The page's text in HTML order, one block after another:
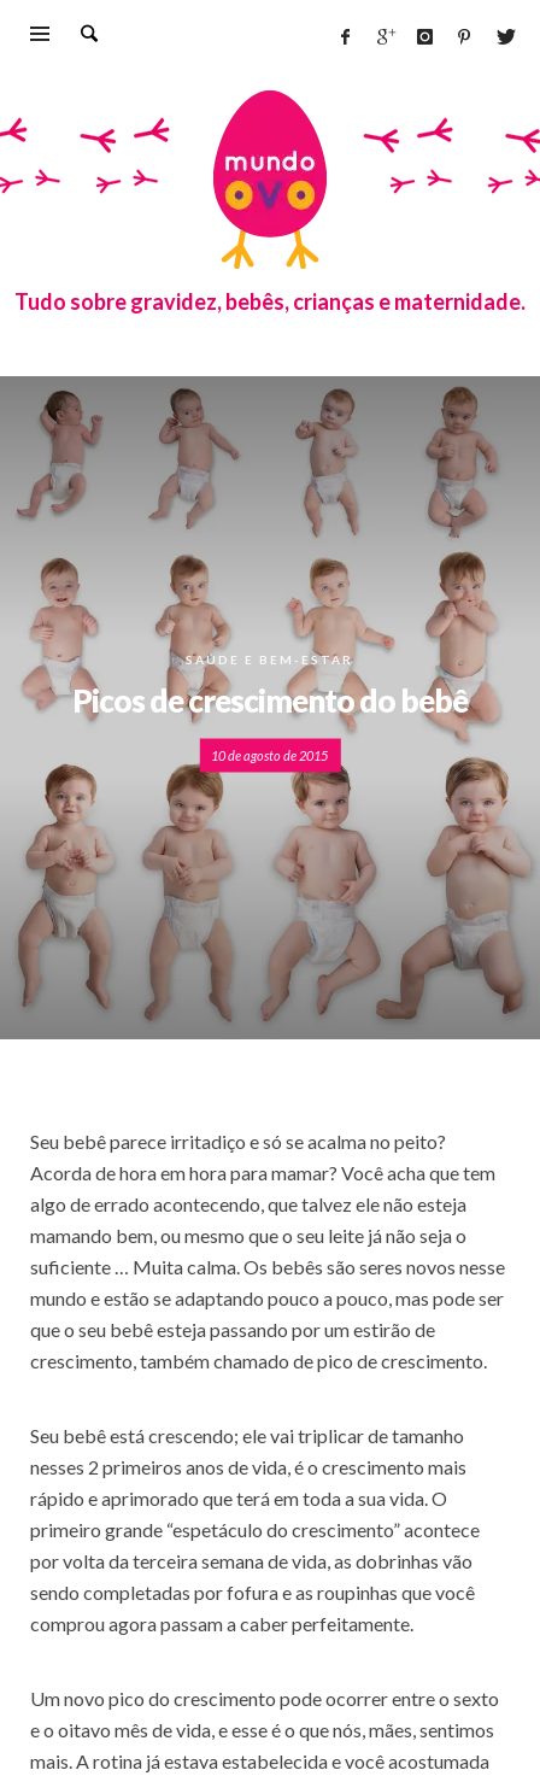
Tudo sobre gravidez, bebês, crianças e maternidade.
SAÚDE E BEM-ESTAR
Picos de crescimento do bebê
10 de agosto de 2015
Seu bebê parece irritadiço e só se acalma no peito?
Acorda de hora em hora para mamar? Você acha que tem
algo de errado acontecendo, que talvez ele não esteja
mamando bem, ou mesmo que o seu leite já não seja o
suficiente … Muita calma. Os bebês são seres novos nesse
mundo e estão se adaptando pouco a pouco, mas pode ser
que o seu bebê esteja passando por um estirão de
crescimento, também chamado de pico de crescimento.
Seu bebê está crescendo; ele vai triplicar de tamanho
nesses 2 primeiros anos de vida, é o crescimento mais
rápido e aprimorado que terá em toda a sua vida. O
primeiro grande “espetáculo do crescimento” acontece
por volta da terceira semana de vida, as dobrinhas vão
sendo completadas por fofura e as roupinhas que você
comprou agora passam a caber perfeitamente.
Um novo pico do crescimento pode ocorrer entre o sexto
e o oitavo mês de vida, e esse é o que nós, mães, sentimos
mais. A rotina já estava estabelecida e você acostumada